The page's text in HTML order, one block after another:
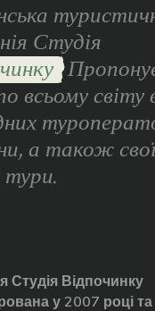
Студія
всьому світу
а також
тури.
Студія Відпочинку
у 2007 році та